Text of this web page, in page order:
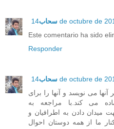
سحاب 14 de octubre de
Este comentario ha sido
Responder
سحاب 14 de octubre de
می نویسد و آنها را برای
می کند.با مراجعه به
میدان دادن به اطرافیان و
ما از همه دوستان احوال